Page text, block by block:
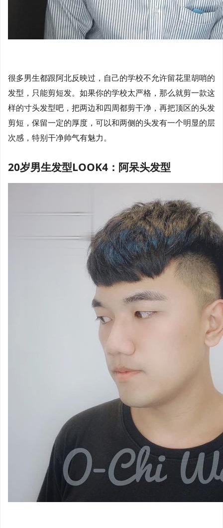
很多男生都跟阿北反映过，自己的学校不允许留花里胡哨的
发型，只能剪短发。如果你的学校太严格，那么就剪一款这
样的寸头发型吧，把两边和四周都剪干净，再把顶区的头发
剪短，保留一定的厚度，可以和两侧的头发有一个明显的层
次感，特别干净帅气有魅力。
20岁男生发型LOOK4：阿呆头发型